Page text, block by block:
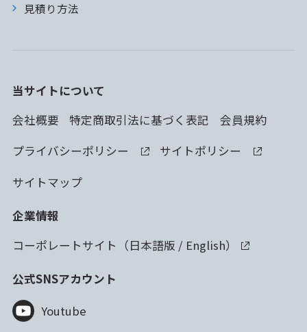
見積り方法
当サイトについて
会社概要
特定商取引法に基づく表記
会員規約
プライバシーポリシー
サイトポリシー
サイトマップ
企業情報
コーポレートサイト（日本語版 / English）
公式SNSアカウント
Youtube